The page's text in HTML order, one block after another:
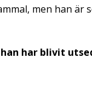
men han är
har blivit